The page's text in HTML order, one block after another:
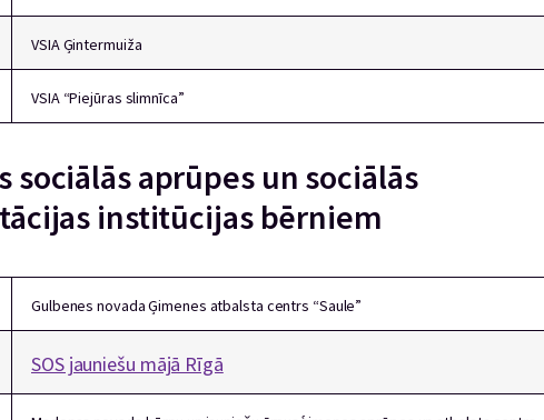
VSIA Ģintermuiža
VSIA “Piejūras slimnīca”
sociālās aprūpes un sociālās
institūcijas bērniem
Gulbenes novada Ģimenes atbalsta centrs “Saule”
SOS jauniešu mājā Rīgā